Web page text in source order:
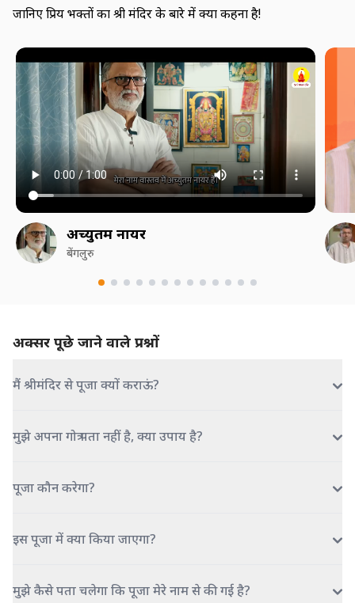
जानिए प्रिय भक्तों का श्री मंदिर के बारे में क्या कहना है!
अच्युतम नायर
बेंगलुरु
अक्सर पूछे जाने वाले प्रश्नों
मैं श्रीमंदिर से पूजा क्यों कराऊं?
मुझे अपना गोत्र पता नहीं है, क्या उपाय है?
पूजा कौन करेगा?
इस पूजा में क्या किया जाएगा?
मुझे कैसे पता चलेगा कि पूजा मेरे नाम से की गई है?